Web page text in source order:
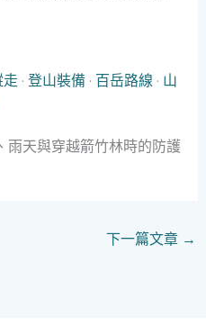
走 · 登山裝備· 百岳路線 · 山
天與穿越箭竹林時的防護
下一篇文章 →